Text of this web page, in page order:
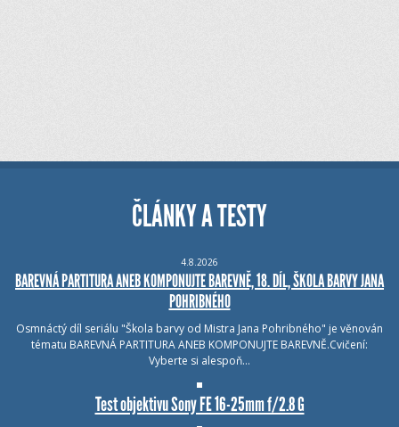
ČLÁNKY A TESTY
4.8.2026
BAREVNÁ PARTITURA ANEB KOMPONUJTE BAREVNĚ, 18. DÍL, ŠKOLA BARVY JANA
POHRIBNÉHO
Osmnáctý díl seriálu "Škola barvy od Mistra Jana Pohribného" je věnován
tématu BAREVNÁ PARTITURA ANEB KOMPONUJTE BAREVNĚ.Cvičení:
Vyberte si alespoň…
Test objektivu Sony FE 16-25mm f/2.8 G